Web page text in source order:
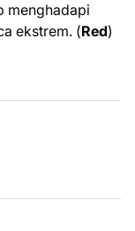
menghadapi
ekstrem. (Red)